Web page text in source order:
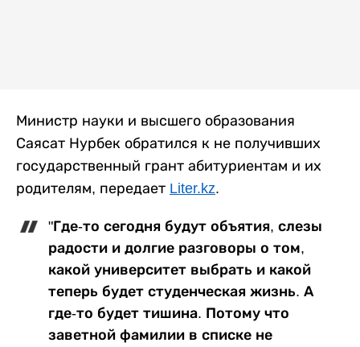
Министр науки и высшего образования
Саясат Нурбек обратился к не получивших
государственный грант абитуриентам и их
родителям, передает Liter.kz.
"Где-то сегодня будут объятия, слезы
радости и долгие разговоры о том,
какой университет выбрать и какой
теперь будет студенческая жизнь. А
где-то будет тишина. Потому что
заветной фамилии в списке не